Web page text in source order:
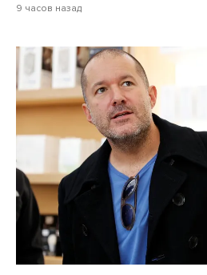
9 часов назад